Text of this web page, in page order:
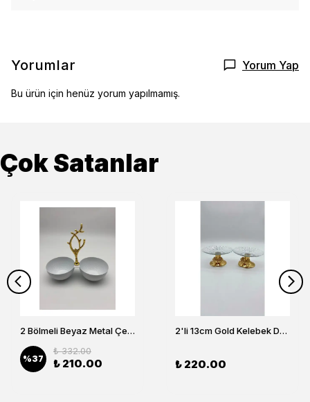
Yorumlar Yorum Yap
Bu ürün için henüz yorum yapılmamış.
Çok Satanlar
2 Bölmeli Beyaz Metal Çerezlik, Altın Dallı Çerez Tabağı
%37
₺ 332.00
₺ 210.00
2'li 13cm Gold Kelebek Detaylı Metal Ayaklı Cam Lokumluk , Sunumluk , Şekerlik, Çerezlik
₺ 220.00